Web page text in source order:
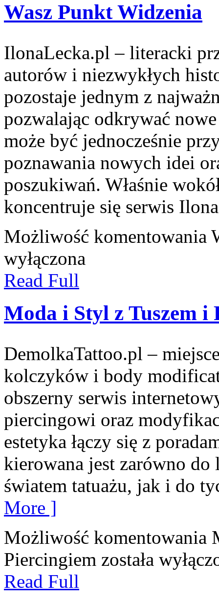
Wasz Punkt Widzenia
IlonaLecka.pl – literacki
autorów i niezwykłych
pozostaje jednym z
pozwalając odkrywać
może być jednocześnie
poznawania nowych idei
poszukiwań. Właśnie
koncentruje się serwis
Możliwość komentowania
wyłączona
Read Full
Moda i Styl z Tuszem i
DemolkaTattoo.pl –
kolczyków i body
obszerny serwis
piercingowi oraz
estetyka łączy się z
kierowana jest zarówno
światem tatuażu, jak i do
More ]
Możliwość komentowania
Piercingiem została
Read Full